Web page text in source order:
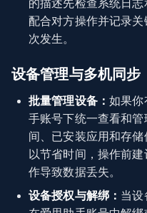
的描述先检查系统日志
配合对方操作并记录
次发生。
设备管理与多机同步
批量管理设备：如果你
手账号下统一查看和
间、已安装应用和存
以节省时间，操作前
作导致数据丢失。
设备授权与解绑： 当设